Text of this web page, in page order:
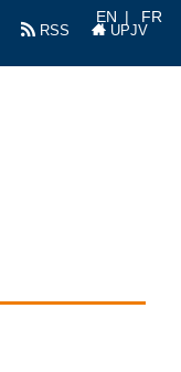
RSS UPJV
EN FR